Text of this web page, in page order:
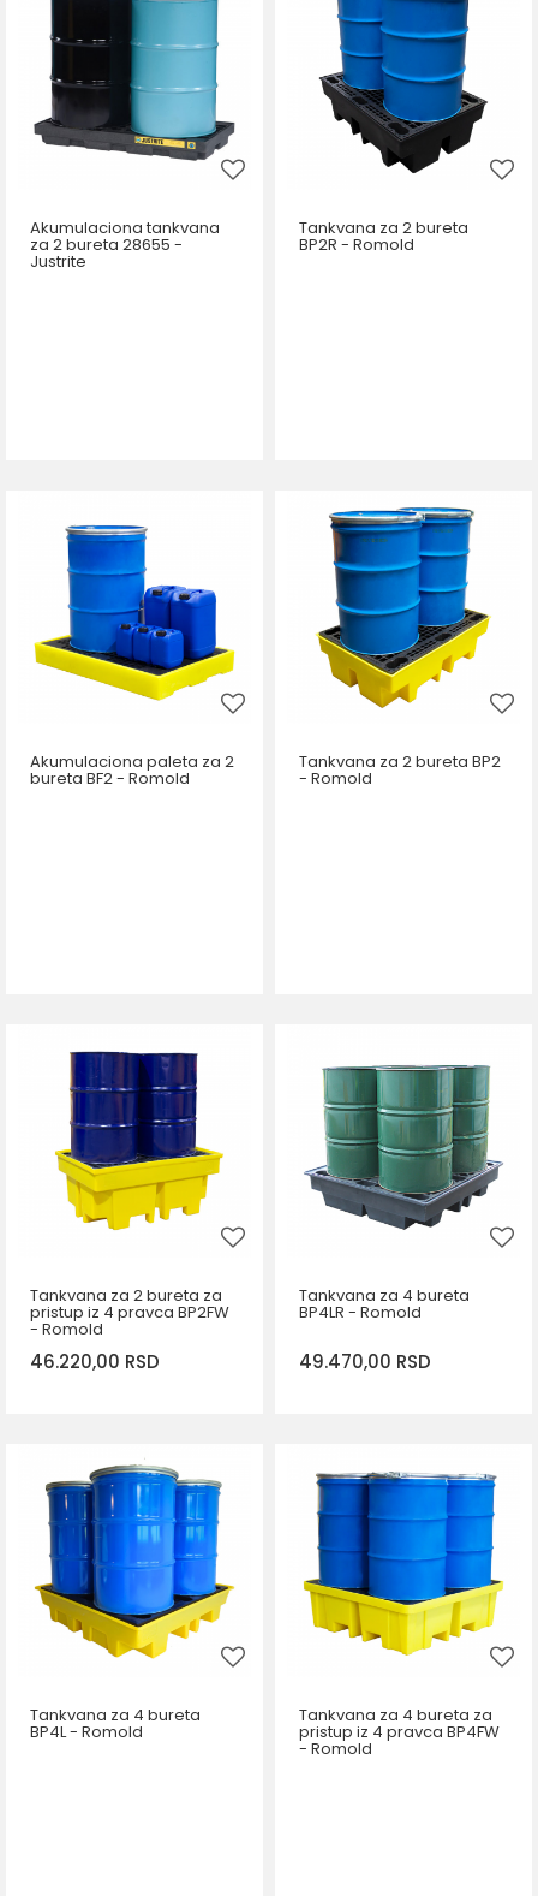
Akumulaciona tankvana
za 2 bureta 28655 -
Justrite
Tankvana za 2 bureta
BP2R - Romold
Akumulaciona paleta za 2
bureta BF2 - Romold
Tankvana za 2 bureta BP2
- Romold
Tankvana za 2 bureta za
pristup iz 4 pravca BP2FW
- Romold
46.220,00 RSD
DODAJ U KORPU
Tankvana za 4 bureta
BP4LR - Romold
49.470,00 RSD
Tankvana za 4 bureta
BP4L - Romold
Tankvana za 4 bureta za
pristup iz 4 pravca BP4FW
- Romold